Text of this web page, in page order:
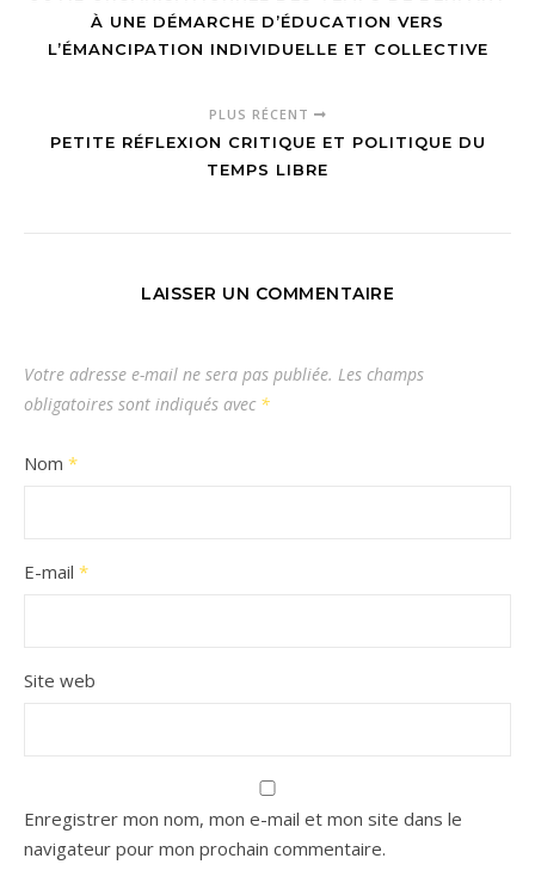
À UNE DÉMARCHE D’ÉDUCATION VERS
L’ÉMANCIPATION INDIVIDUELLE ET COLLECTIVE
PLUS RÉCENT
PETITE RÉFLEXION CRITIQUE ET POLITIQUE DU
TEMPS LIBRE
LAISSER UN COMMENTAIRE
Votre adresse e-mail ne sera pas publiée. Les champs
obligatoires sont indiqués avec *
Nom *
E-mail *
Site web
Enregistrer mon nom, mon e-mail et mon site dans le
navigateur pour mon prochain commentaire.